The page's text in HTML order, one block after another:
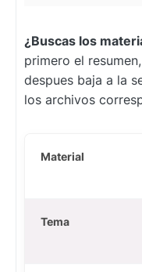
¿Buscas los
primero el
despues baja a la
los archivos
Material
Tema